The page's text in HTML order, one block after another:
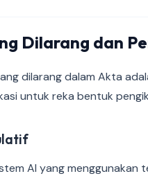
Dilarang dan
dilarang dalam Akta
untuk reka bentuk
AI yang menggunakan